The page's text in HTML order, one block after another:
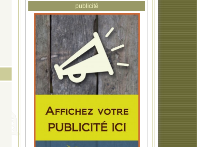
publicité